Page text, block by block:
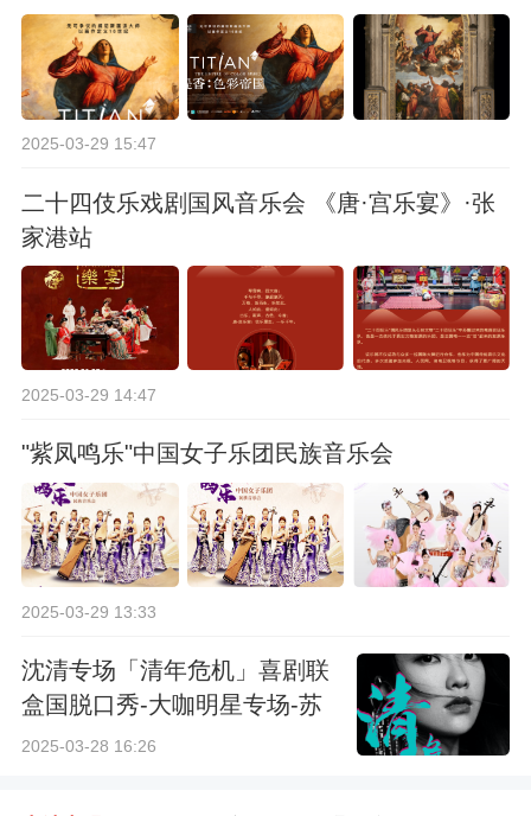
2025-03-29 15:47
二十四伎乐戏剧国风音乐会 《唐·宫乐宴》·张
家港站
2025-03-29 14:47
"紫凤鸣乐"中国女子乐团民族音乐会
2025-03-29 13:33
沈清专场「清年危机」喜剧联
盒国脱口秀-大咖明星专场-苏
州站
2025-03-28 16:26